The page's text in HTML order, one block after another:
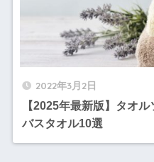
2022年3月2日
【2025年最新版】タオ
バスタオル10選